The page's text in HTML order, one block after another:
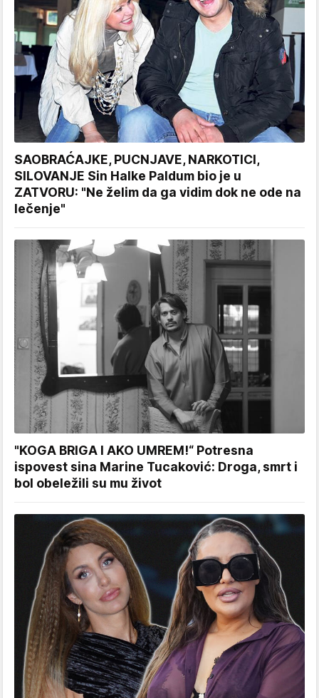
SAOBRAĆAJKE, PUCNJAVE, NARKOTICI,
SILOVANJE Sin Halke Paldum bio je u
ZATVORU: "Ne želim da ga vidim dok ne ode na
lečenje"
"KOGA BRIGA I AKO UMREM!“ Potresna
ispovest sina Marine Tucaković: Droga, smrt i
bol obeležili su mu život